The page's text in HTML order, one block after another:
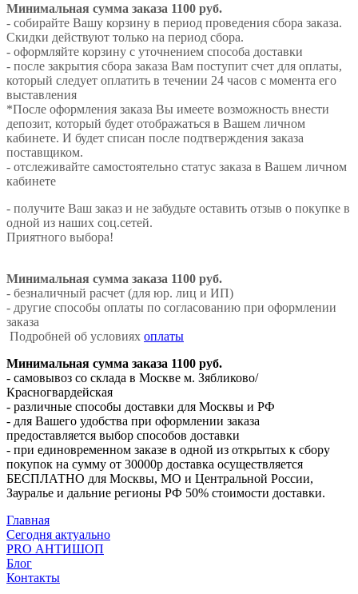
Минимальная сумма заказа 1100 руб.
- собирайте Вашу корзину в период проведения сбора заказа.
Скидки действуют только на период сбора.
- оформляйте корзину с уточнением способа доставки
- после закрытия сбора заказа Вам поступит счет для оплаты,
который следует оплатить в течении 24 часов с момента его
выставления
*После оформления заказа Вы имеете возможность внести
депозит, который будет отображаться в Вашем личном
кабинете. И будет списан после подтверждения заказа
поставщиком.
- отслеживайте самостоятельно статус заказа в Вашем личном
кабинете
- получите Ваш заказ и не забудьте оставить отзыв о покупке в
одной из наших соц.сетей.
Приятного выбора!
Минимальная сумма заказа 1100 руб.
- безналичный расчет (для юр. лиц и ИП)
- другие способы оплаты по согласованию при оформлении
заказа
Подробней об условиях оплаты
Минимальная сумма заказа 1100 руб.
- самовывоз со склада в Москве м. Зябликово/
Красногвардейская
- различные способы доставки для Москвы и РФ
- для Вашего удобства при оформлении заказа
предоставляется выбор способов доставки
- при единовременном заказе в одной из открытых к сбору
покупок на сумму от 30000р доставка осуществляется
БЕСПЛАТНО для Москвы, МО и Центральной России,
Зауралье и дальние регионы РФ 50% стоимости доставки.
Главная
Сегодня актуально
PRO АНТИШОП
Блог
Контакты